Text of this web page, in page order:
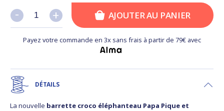
+
- +
- AJOUTER AU PANIER
Payez votre commande en 3x sans frais à partir de 79€ avec
DÉTAILS
La nouvelle barrette croco éléphanteau Papa Pique et